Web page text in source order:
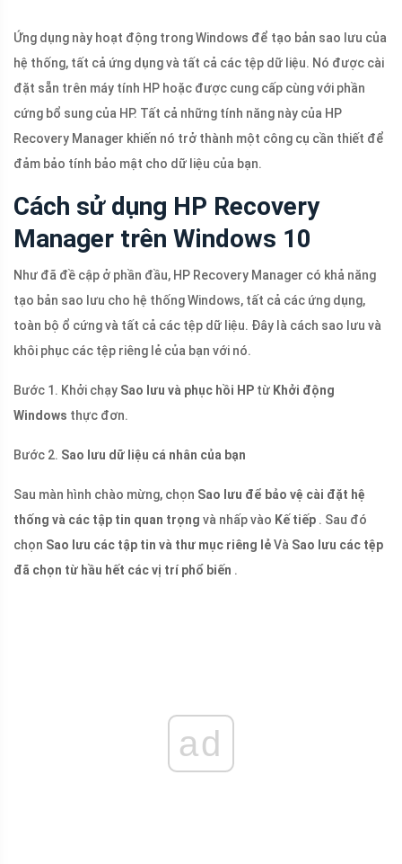
Ứng dụng này hoạt động trong Windows để tạo bản sao lưu của
hệ thống, tất cả ứng dụng và tất cả các tệp dữ liệu. Nó được cài
đặt sẵn trên máy tính HP hoặc được cung cấp cùng với phần
cứng bổ sung của HP. Tất cả những tính năng này của HP
Recovery Manager khiến nó trở thành một công cụ cần thiết để
đảm bảo tính bảo mật cho dữ liệu của bạn.
Cách sử dụng HP Recovery
Manager trên Windows 10
Như đã đề cập ở phần đầu, HP Recovery Manager có khả năng
tạo bản sao lưu cho hệ thống Windows, tất cả các ứng dụng,
toàn bộ ổ cứng và tất cả các tệp dữ liệu. Đây là cách sao lưu và
khôi phục các tệp riêng lẻ của bạn với nó.
Bước 1. Khởi chạy Sao lưu và phục hồi HP từ Khởi động
Windows thực đơn.
Bước 2. Sao lưu dữ liệu cá nhân của bạn
Sau màn hình chào mừng, chọn Sao lưu để bảo vệ cài đặt hệ
thống và các tập tin quan trọng và nhấp vào Kế tiếp . Sau đó
chọn Sao lưu các tập tin và thư mục riêng lẻVà Sao lưu các tệp
đã chọn từ hầu hết các vị trí phổ biến .
ad